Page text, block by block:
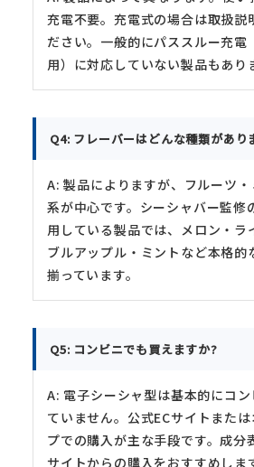
充電不要。充電式の場合は取扱説
ださい。一般的にパススルー充電
用）に対応していない製品もあり
Q4: フレーバーはどんな種類があり
A: 製品によりますが、フルーツ
系が中心です。シーシャバー監修
用している製品では、メロン・ラ
ブルアップル・ミントなど本格的
揃っています。
Q5: コンビニでも買えますか?
A: 電子シーシャ型は基本的にコ
ていません。公式ECサイトまた
プでの購入が主な手段です。成分
サイトからの購入をおすすめしま